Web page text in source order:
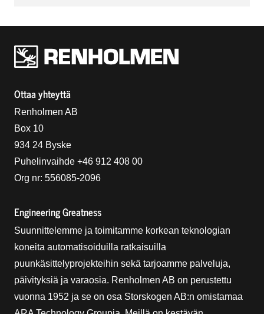
Ottaa yhteyttä
Renholmen AB
Box 10
934 24 Byske
Puhelinvaihde +46 912 408 00
Org nr: 556085-2096
Engineering Greatness
Suunnittelemme ja toimitamme korkean teknologian
koneita automatisoiduilla ratkaisuilla
puunkäsittelyprojekteihin sekä tarjoamme palveluja,
päivityksiä ja varaosia. Renholmen AB on perustettu
vuonna 1952 ja se on osa Storskogen AB:n omistamaa